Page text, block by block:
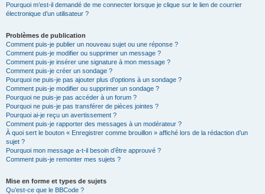
Pourquoi m’est-il demandé de me connecter lorsque je clique sur le lien de courrier
électronique d’un utilisateur ?
Problèmes de publication
Comment puis-je publier un nouveau sujet ou une réponse ?
Comment puis-je modifier ou supprimer un message ?
Comment puis-je insérer une signature à mon message ?
Comment puis-je créer un sondage ?
Pourquoi ne puis-je pas ajouter plus d’options à un sondage ?
Comment puis-je modifier ou supprimer un sondage ?
Pourquoi ne puis-je pas accéder à un forum ?
Pourquoi ne puis-je pas transférer de pièces jointes ?
Pourquoi ai-je reçu un avertissement ?
Comment puis-je rapporter des messages à un modérateur ?
À quoi sert le bouton « Enregistrer comme brouillon » affiché lors de la rédaction d’un
sujet ?
Pourquoi mon message a-t-il besoin d’être approuvé ?
Comment puis-je remonter mes sujets ?
Mise en forme et types de sujets
Qu’est-ce que le BBCode ?